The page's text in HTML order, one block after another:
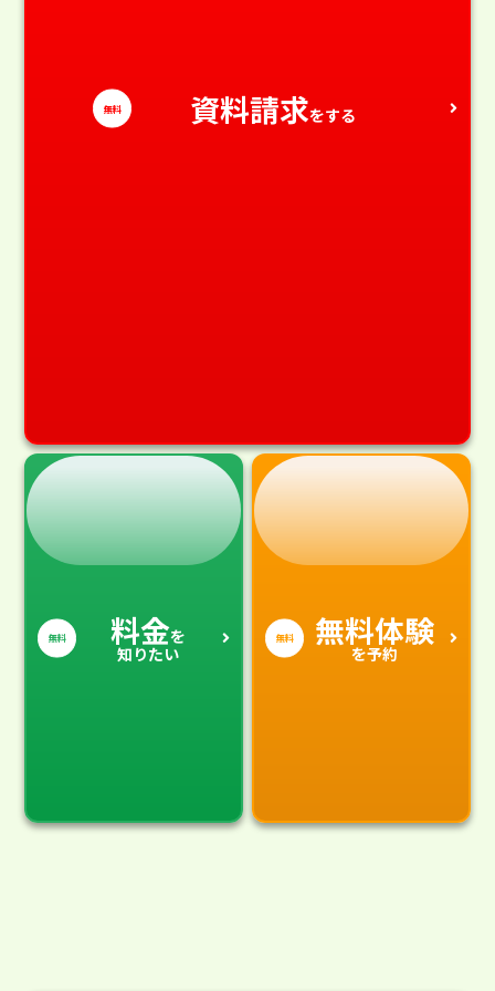
無料 資料請求をする
無料 料金を
知りたい
無料 無料体験
を予約